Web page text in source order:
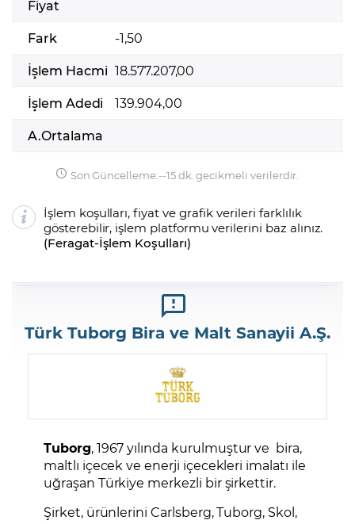
Fiyat
Fark
-1,50
İşlem Hacmi 18.577.207,00
İşlem Adedi
139.904,00
A.Ortalama
Son Güncelleme:--15 dk. gecikmeli verilerdir.
İşlem koşulları, fiyat ve grafik verileri farklılık
gösterebilir, işlem platformu verilerini baz alınız.
(Feragat-İşlem Koşulları)
Türk Tuborg Bira ve Malt Sanayii A.Ş.
Tuborg, 1967 yılında kurulmuştur ve bira,
maltlı içecek ve enerji içecekleri imalatı ile
uğraşan Türkiye merkezli bir şirkettir.
Şirket, ürünlerini Carlsberg, Tuborg, Skol,